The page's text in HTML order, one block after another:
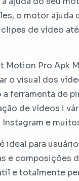
o motor
de vídeo
Motion Pro Apk
o visual dos
ferramenta de
de vídeos i
Instagram e
ideal para
e composições
e totalmente